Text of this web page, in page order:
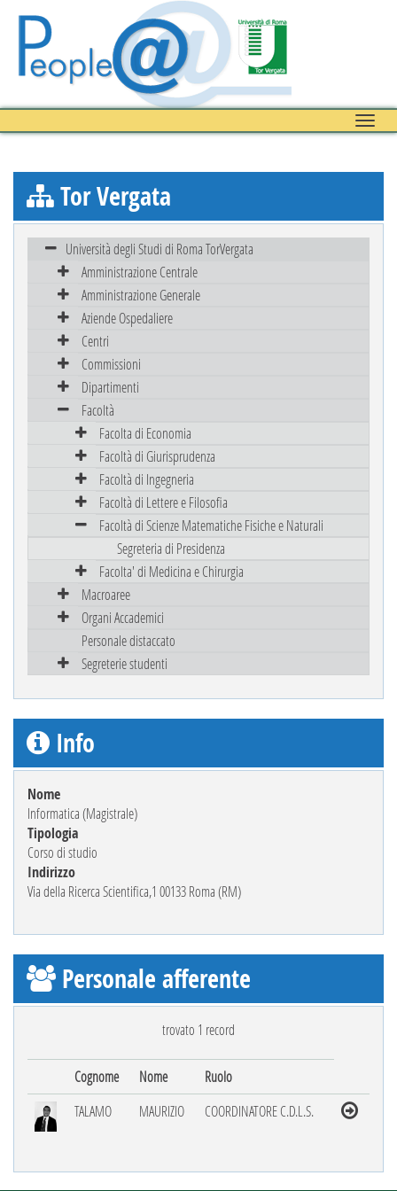
Toggle
Tor Vergata
Università degli Studi di Roma TorVergata
Amministrazione Centrale
Amministrazione Generale
Aziende Ospedaliere
Centri
Commissioni
Dipartimenti
Facoltà
Facolta di Economia
Facoltà di Giurisprudenza
Facoltà di Ingegneria
Facoltà di Lettere e Filosofia
Facoltà di Scienze Matematiche Fisiche e Naturali
Segreteria di Presidenza
Facolta' di Medicina e Chirurgia
Macroaree
Organi Accademici
Personale distaccato
Segreterie studenti
Info
Nome
Informatica (Magistrale)
Tipologia
Corso di studio
Indirizzo
Via della Ricerca Scientifica,1 00133 Roma (RM)
Personale afferente
trovato 1 record
Cognome Nome
Ruolo
TALAMO
MAURIZIO COORDINATORE C.D.L.S.